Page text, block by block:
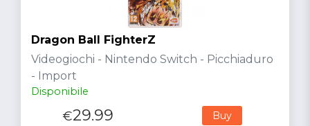
Dragon Ball FighterZ
Videogiochi - Nintendo Switch - Picchiaduro
- Import
Disponibile
€29.99 Buy